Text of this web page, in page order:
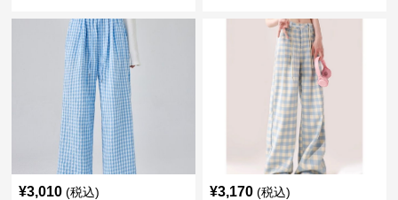
¥3,010 (税込) ¥3,170 (税込)